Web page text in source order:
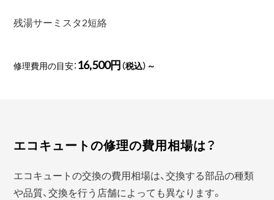
残湯サーミスタ2短絡
修理費用の目安： 16,500円（税込）～
エコキュートの修理の費用相場は？
エコキュートの交換の費用相場は、交換する部品の種類
や品質、交換を行う店舗によっても異なります。